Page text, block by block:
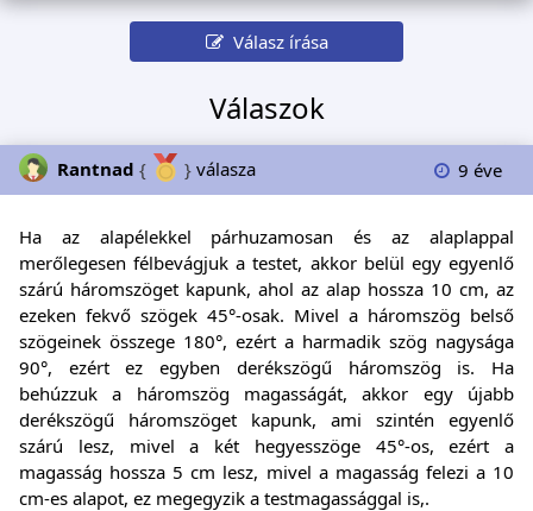
Válasz írása
Válaszok
Rantnad { } válasza 9 éve
Ha az alapélekkel párhuzamosan és az alaplappal
merőlegesen félbevágjuk a testet, akkor belül egy egyenlő
szárú háromszöget kapunk, ahol az alap hossza 10 cm, az
ezeken fekvő szögek 45°-osak. Mivel a háromszög belső
szögeinek összege 180°, ezért a harmadik szög nagysága
90°, ezért ez egyben derékszögű háromszög is. Ha
behúzzuk a háromszög magasságát, akkor egy újabb
derékszögű háromszöget kapunk, ami szintén egyenlő
szárú lesz, mivel a két hegyesszöge 45°-os, ezért a
magasság hossza 5 cm lesz, mivel a magasság felezi a 10
cm-es alapot, ez megegyzik a testmagassággal is,.